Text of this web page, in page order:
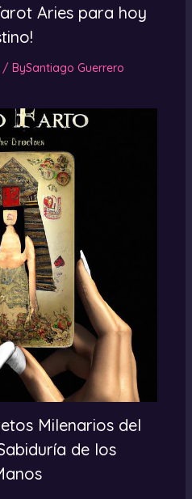
Aries para hoy
/ BySantiago Guerrero
Milenarios del
de los